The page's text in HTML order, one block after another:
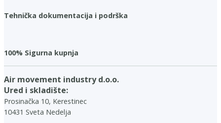
Tehnička dokumentacija i podrška
100% Sigurna kupnja
Air movement industry d.o.o.
Ured i skladište:
Prosinačka 10, Kerestinec
10431 Sveta Nedelja